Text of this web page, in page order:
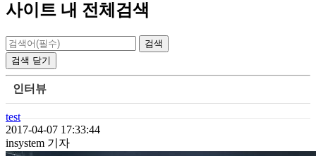
사이트 내 전체검색
검색 닫기
인터뷰
test
2017-04-07 17:33:44
insystem 기자